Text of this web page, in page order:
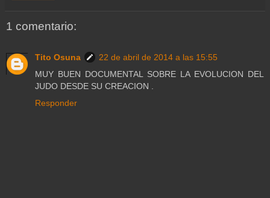
1 comentario:
Tito Osuna
22 de abril de 2014 a las 15:55
MUY BUEN DOCUMENTAL SOBRE LA EVOLUCION DEL
JUDO DESDE SU CREACION .
Responder